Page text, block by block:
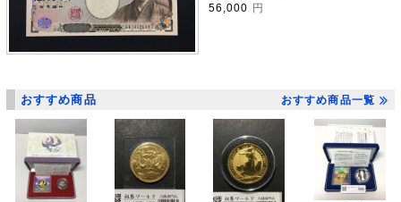
56,000 円
おすすめ商品 おすすめ商品一覧